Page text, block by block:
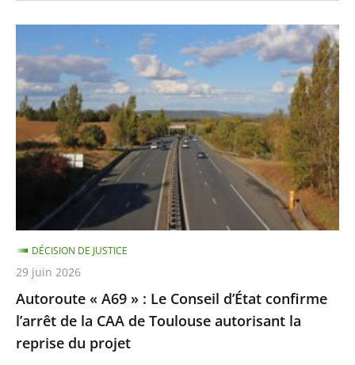
«
A69
»
:
Le
Conseil
confirme
l’arrêt
de
la
CAA
de
Toulouse
Autoroute « A69 » : Le Conseil d’État confirme
l’arrêt de la CAA de Toulouse autorisant la
reprise du projet
DÉCISION DE JUSTICE
29 juin 2026